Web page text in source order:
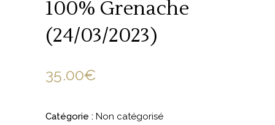
100% Grenache
(24/03/2023)
35.00€
Catégorie : Non catégorisé